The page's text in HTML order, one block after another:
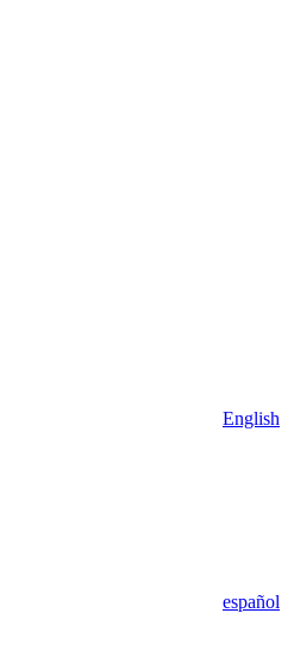
English
español